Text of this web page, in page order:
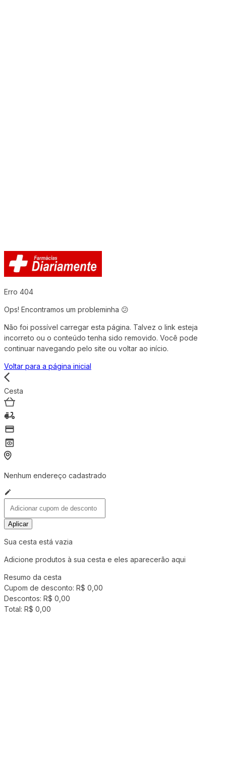
Erro 404
Ops! Encontramos um probleminha 😕
Não foi possível carregar esta página. Talvez o link esteja
incorreto ou o conteúdo tenha sido removido. Você pode
continuar navegando pelo site ou voltar ao início.
Voltar para a página inicial
Cesta
Nenhum endereço cadastrado
Aplicar
Sua cesta está vazia
Adicione produtos à sua cesta e eles aparecerão aqui
Resumo da cesta
Cupom de desconto: R$ 0,00
Descontos: R$ 0,00
Total: R$ 0,00